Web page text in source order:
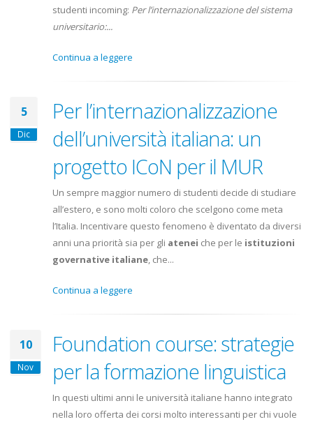
studenti incoming: Per l’internazionalizzazione del sistema
universitario:...
Continua a leggere
5
Dic
Per l’internazionalizzazione
dell’università italiana: un
progetto ICoN per il MUR
Un sempre maggior numero di studenti decide di studiare
all’estero, e sono molti coloro che scelgono come meta
l’Italia. Incentivare questo fenomeno è diventato da diversi
anni una priorità sia per gli atenei che per le istituzioni
governative italiane, che...
Continua a leggere
10
Nov
Foundation course: strategie
per la formazione linguistica
In questi ultimi anni le università italiane hanno integrato
nella loro offerta dei corsi molto interessanti per chi vuole